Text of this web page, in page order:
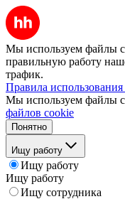
Мы используем файлы
правильную работу
трафик.
Правила
Мы используем файлы
файлов cookie
Понятно
Ищу работу
Ищу работу
Ищу работу
Ищу сотрудника